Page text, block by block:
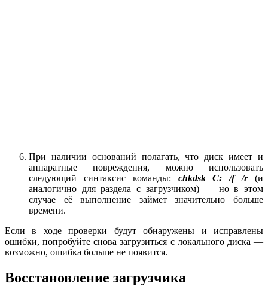
При наличии оснований полагать, что диск имеет и
аппаратные повреждения, можно использовать
следующий синтаксис команды: chkdsk C: /f /r(и
аналогично для раздела с загрузчиком) — но в этом
случае её выполнение займет значительно больше
времени.
Если в ходе проверки будут обнаружены и исправлены
ошибки, попробуйте снова загрузиться с локального диска —
возможно, ошибка больше не появится.
Восстановление загрузчика